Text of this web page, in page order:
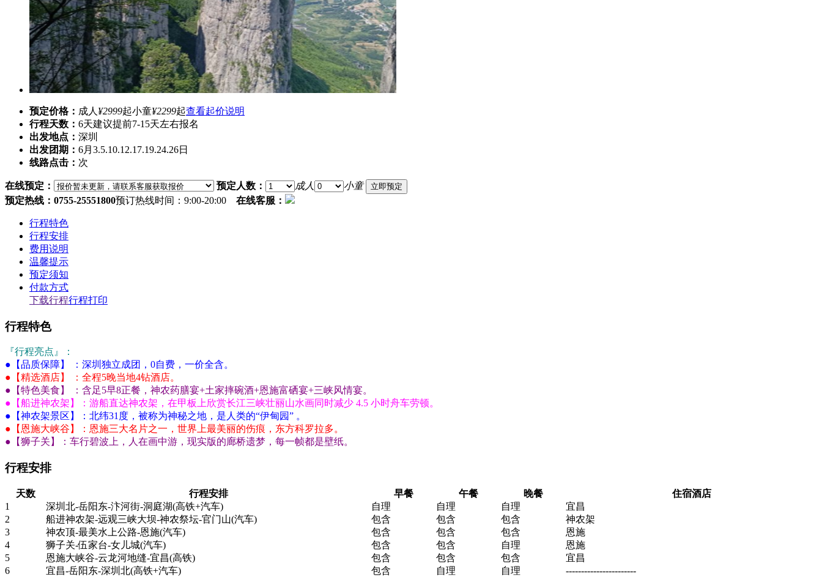
预定价格： 成人 ¥2999起小童¥2299起查看起价说明
行程天数： 6天建议提前7-15天左右报名
出发地点： 深圳
出发团期： 6月3.5.10.12.17.19.24.26日
线路点击： 次
在线预定： 预定人数： 成人
小童
预定热线：0755-25551800预订热线时间：9:00-20:00 在线客服：
行程特色
行程安排
费用说明
温馨提示
预定须知
付款方式
下载行程行程打印
行程特色
『行程亮点』：
●【品质保障】 ：深圳独立成团，0自费，一价全含。
●【精选酒店】 ：全程5晚当地4钻酒店。
●【特色美食】 ：含足5早8正餐，神农药膳宴+土家摔碗酒+恩施富硒宴+三峡风情宴。
●【船进神农架】：游船直达神农架，在甲板上欣赏长江三峡壮丽山水画同时减少 4.5 小时舟车劳顿。
●【神农架景区】：北纬31度，被称为神秘之地，是人类的“伊甸园” 。
●【恩施大峡谷】：恩施三大名片之一，世界上最美丽的伤痕，东方科罗拉多。
●【狮子关】：车行碧波上，人在画中游，现实版的廊桥遗梦，每一帧都是壁纸。
行程安排
天数 行程安排 早餐 午餐 晚餐
住宿酒店
1
深圳北-岳阳东-汴河街-洞庭湖(高铁+汽车) 自理 自理 自理
宜昌
2
船进神农架-远观三峡大坝-神农祭坛-官门山(汽车) 包含 包含 包含
神农架
3
神农顶-最美水上公路-恩施(汽车) 包含 包含 包含
恩施
4
狮子关-伍家台-女儿城(汽车) 包含 包含 自理
恩施
5
恩施大峡谷-云龙河地缝-宜昌(高铁) 包含 包含 包含
宜昌
6
宜昌-岳阳东-深圳北(高铁+汽车) 包含 自理 自理
-----------------------